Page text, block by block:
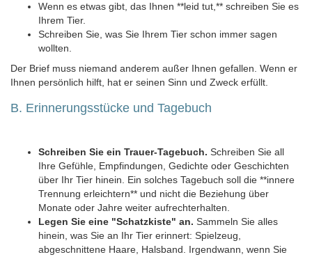
Wenn es etwas gibt, das Ihnen **leid tut,** schreiben Sie es
Ihrem Tier.
Schreiben Sie, was Sie Ihrem Tier schon immer sagen
wollten.
Der Brief muss niemand anderem außer Ihnen gefallen. Wenn er
Ihnen persönlich hilft, hat er seinen Sinn und Zweck erfüllt.
B. Erinnerungsstücke und Tagebuch
Schreiben Sie ein Trauer-Tagebuch. Schreiben Sie all
Ihre Gefühle, Empfindungen, Gedichte oder Geschichten
über Ihr Tier hinein. Ein solches Tagebuch soll die **innere
Trennung erleichtern** und nicht die Beziehung über
Monate oder Jahre weiter aufrechterhalten.
Legen Sie eine "Schatzkiste" an. Sammeln Sie alles
hinein, was Sie an Ihr Tier erinnert: Spielzeug,
abgeschnittene Haare, Halsband. Irgendwann, wenn Sie